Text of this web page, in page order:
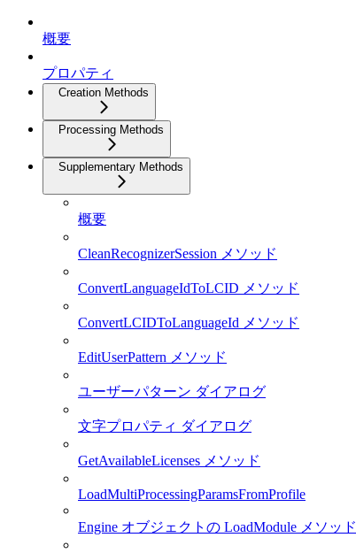
概要
プロパティ
Creation Methods
Processing Methods
Supplementary Methods
概要
CleanRecognizerSession メソッド
ConvertLanguageIdToLCID メソッド
ConvertLCIDToLanguageId メソッド
EditUserPattern メソッド
ユーザーパターン ダイアログ
文字プロパティ ダイアログ
GetAvailableLicenses メソッド
LoadMultiProcessingParamsFromProfile
Engine オブジェクトの LoadModule メソッド